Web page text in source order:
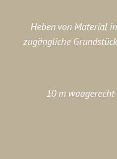
Heben von Material
zugängliche
10 m